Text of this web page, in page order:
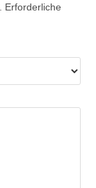
Erforderliche